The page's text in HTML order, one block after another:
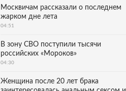
Москвичам рассказали о последнем
жарком дне лета
04:51
В зону СВО поступили тысячи
российских «Мороков»
04:30
Женщина после 20 лет брака